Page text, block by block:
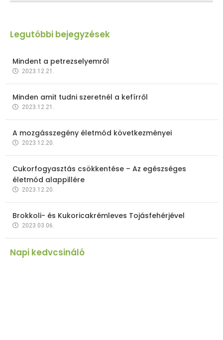
Legutóbbi bejegyzések
Mindent a petrezselyemről
2023.12.21.
Minden amit tudni szeretnél a kefírről
2023.12.21.
A mozgásszegény életmód következményei
2023.12.20.
Cukorfogyasztás csökkentése – Az egészséges
életmód alappillére
2023.12.20.
Brokkoli- és Kukoricakrémleves Tojásfehérjével
2023.03.06.
Napi kedvcsináló